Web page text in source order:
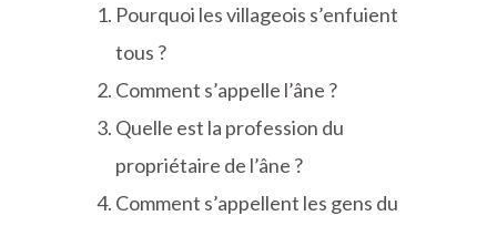
Pourquoi les villageois s’enfuient
tous ?
Comment s’appelle l’âne ?
Quelle est la profession du
propriétaire de l’âne ?
Comment s’appellent les gens du